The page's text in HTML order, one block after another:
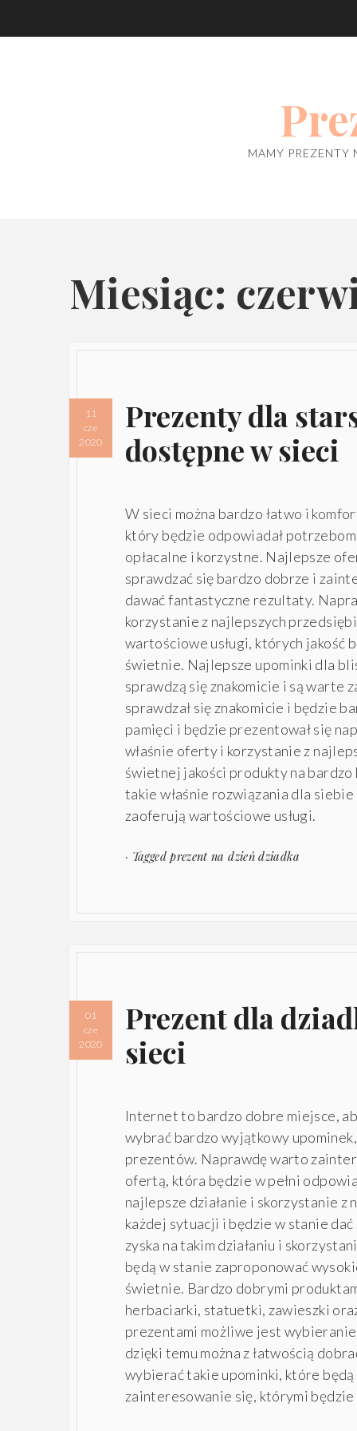
MAMY
Miesiąc:
Prezenty dla
dostępne w sieci
11
cze
2020
W sieci można bardzo łatwo i
który będzie odpowiadał
opłacalne i korzystne. Najlepsze
sprawdzać się bardzo dobrze i
dawać fantastyczne rezultaty.
korzystanie z najlepszych
wartościowe usługi, których jakość
świetnie. Najlepsze upominki dla
sprawdzą się znakomicie i są warte
sprawdzał się znakomicie i będzie
pamięci i będzie prezentował się
właśnie oferty i korzystanie z
świetnej jakości produkty na
takie właśnie rozwiązania dla
zaoferują wartościowe usługi.
· Taggedprezent na dzień dziadka
Prezent dla
sieci
01
cze
2020
Internet to bardzo dobre miejsce,
wybrać bardzo wyjątkowy
prezentów. Naprawdę warto
ofertą, która będzie w pełni
najlepsze działanie i skorzystanie
każdej sytuacji i będzie w stanie
zyska na takim działaniu i
będą w stanie zaproponować
świetnie. Bardzo dobrymi
herbaciarki, statuetki, zawieszki
prezentami możliwe jest
dzięki temu można z łatwością
wybierać takie upominki, które będą
zainteresowanie się, którymi